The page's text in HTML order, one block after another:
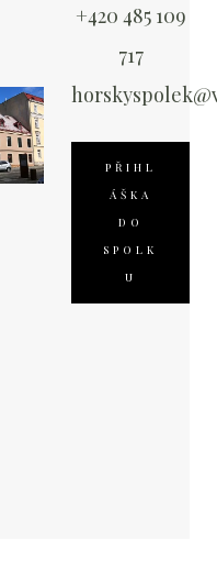
+420 485 109
717
PŘIHL
ÁŠKA
DO
SPOLK
U